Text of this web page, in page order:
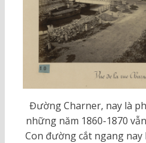
Đường Charner, nay là
những năm 1860-1870
Con đường cắt ngang